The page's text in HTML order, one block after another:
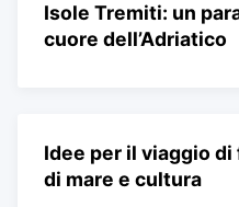
Isole Tremiti: un
cuore dell’Adriatico
Idee per il viaggio
di mare e cultura